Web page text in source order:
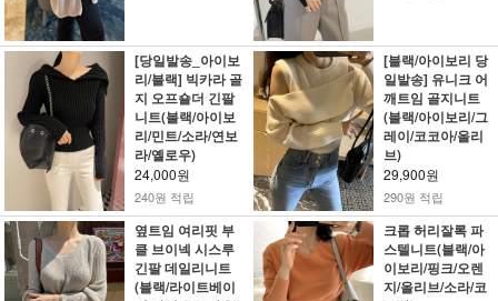
[당일발송_아이보
리/블랙] 빅카라 골
지 오프숄더 긴팔
니트(블랙/아이보
리/민트/소라/연보
라/옐로우)
24,000원
240원 적립
[블랙/아이보리 당
일발송] 유니크 어
깨트임 골지니트
(블랙/아이보리/그
레이/코코아/올리
브)
29,900원
290원 적립
옆트임 여리핏 부
클 브이넥 시스루
긴팔 데일리니트
(블랙/라이트베이
크롭 허리잘록 파
스텔니트(블랙/아
이보리/핑크/오렌
지/올리브/소라/코